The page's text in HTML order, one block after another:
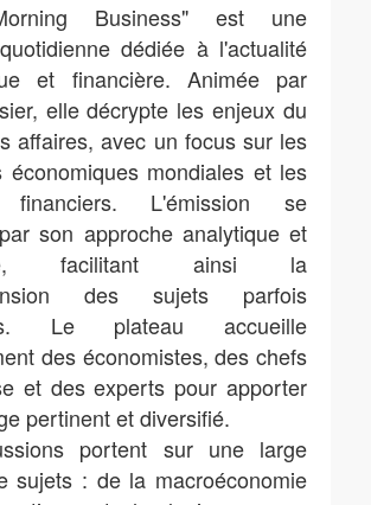
Business" est une
dédiée à l'actualité
et financière. Animée par
elle décrypte les enjeux du
affaires, avec un focus sur les
économiques mondiales et les
financiers. L'émission se
son approche analytique et
facilitant ainsi la
des sujets parfois
Le plateau accueille
des économistes, des chefs
et des experts pour apporter
pertinent et diversifié.
portent sur une large
sujets : de la macroéconomie